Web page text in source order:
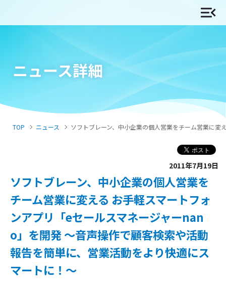
ニュース詳細
TOP ニュース ソフトブレーン、中小企業の個人営業をチーム営業に
ソフトブレーン、中小企業の個人営業を
チーム営業に変える お手軽スマートフォ
ンアプリ「eセールスマネージャーnan
o」を開発 ～音声操作で顧客検索や活動
報告を簡単に、営業活動をより快適にス
マートに！～
2011年7月19日